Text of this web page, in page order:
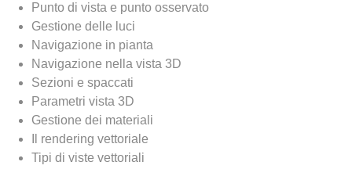
Punto di vista e punto osservato
Gestione delle luci
Navigazione in pianta
Navigazione nella vista 3D
Sezioni e spaccati
Parametri vista 3D
Gestione dei materiali
Il rendering vettoriale
Tipi di viste vettoriali